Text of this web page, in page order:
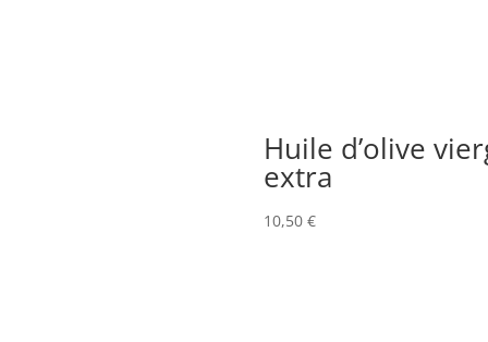
Huile d’olive
extra
10,50 €